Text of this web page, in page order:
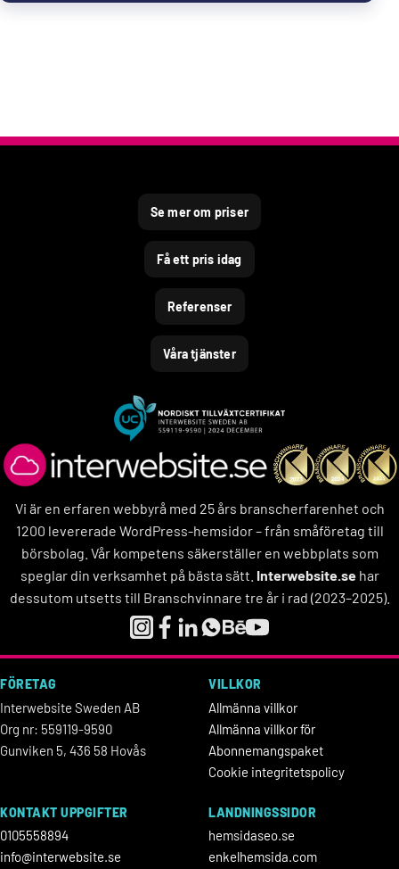
Se mer om priser
Få ett pris idag
Referenser
Våra tjänster
Vi är en erfaren webbyrå med 25 års branscherfarenhet och
1200 levererade WordPress-hemsidor – från småföretag till
börsbolag. Vår kompetens säkerställer en webbplats som
speglar din verksamhet på bästa sätt. Interwebsite.sehar
dessutom utsetts till Branschvinnare tre år i rad (2023–2025).
FÖRETAG
Interwebsite Sweden AB
Org nr: 559119-9590
Gunviken 5, 436 58 Hovås
VILLKOR
Allmänna villkor
Allmänna villkor för
Abonnemangspaket
Cookie integritetspolicy
KONTAKT UPPGIFTER
0105558894
info@interwebsite.se
LANDNINGSSIDOR
hemsidaseo.se
enkelhemsida.com